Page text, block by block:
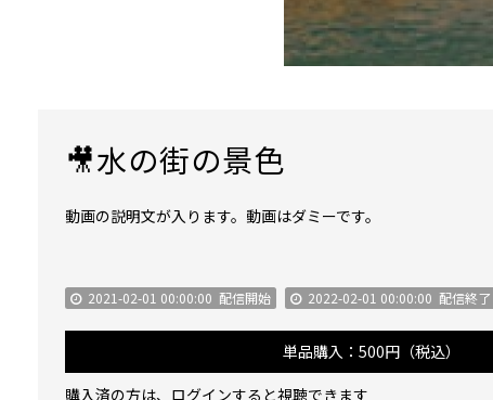
🎥水の街の景色
動画の説明文が入ります。動画はダミーです。
2021-02-01 00:00:00 配信開始 2022-02-01 00:00:00 配信終了
単品購入：500円（税込）
購入済の方は、ログインすると視聴できます